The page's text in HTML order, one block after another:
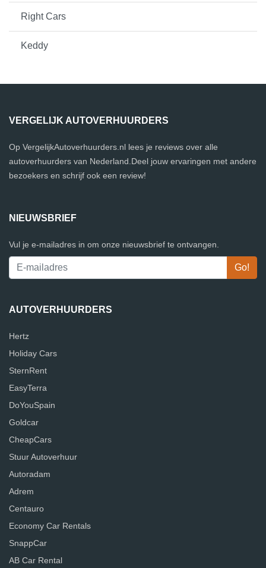
Right Cars
Keddy
VERGELIJK AUTOVERHUURDERS
Op VergelijkAutoverhuurders.nl lees je reviews over alle
autoverhuurders van Nederland.Deel jouw ervaringen met andere
bezoekers en schrijf ook een review!
NIEUWSBRIEF
Vul je e-mailadres in om onze nieuwsbrief te ontvangen.
AUTOVERHUURDERS
Hertz
Holiday Cars
SternRent
EasyTerra
DoYouSpain
Goldcar
CheapCars
Stuur Autoverhuur
Autoradam
Adrem
Centauro
Economy Car Rentals
SnappCar
AB Car Rental